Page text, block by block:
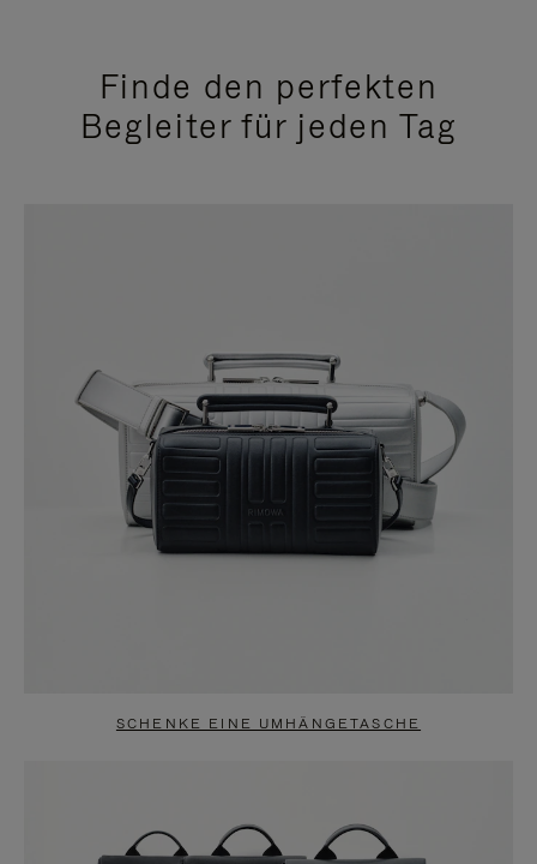
Finde den perfekten
Begleiter für jeden Tag
SCHENKE EINE UMHÄNGETASCHE